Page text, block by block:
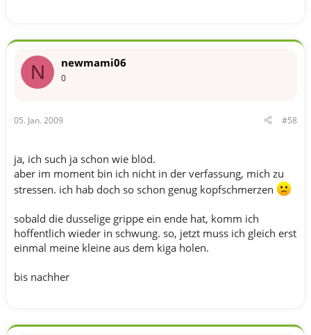
N newmami06
0
05. Jan. 2009 #58
ja, ich such ja schon wie blöd.
aber im moment bin ich nicht in der verfassung, mich zu
stressen. ich hab doch so schon genug kopfschmerzen
sobald die dusselige grippe ein ende hat, komm ich
hoffentlich wieder in schwung. so, jetzt muss ich gleich erst
einmal meine kleine aus dem kiga holen.
bis nachher